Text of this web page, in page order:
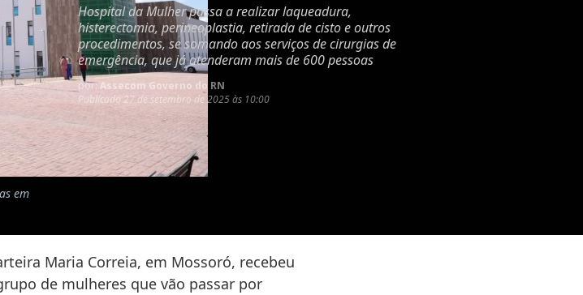
em
Hospital da Mulher passa a realizar laqueadura,
histerectomia, perineoplastia, retirada de cisto e outros
procedimentos, se somando aos serviços de cirurgias de
emergência, que já atenderam mais de 600 pessoas
por: Assecom Governo do RN
Publicado 27 de setembro de 2025 às 10:00
Maria Correia, em Mossoró, recebeu
de mulheres que vão passar por